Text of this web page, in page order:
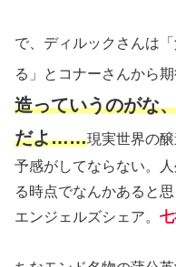
で、ディルックさんは
る」とコナーさんから
造っていうのがな
だよ……現実世界の
予感がしてならない。
る時点でなんかあると
エンジェルズシェア。